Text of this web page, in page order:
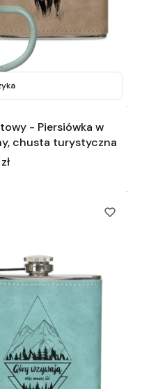
- Piersiówka w
chusta turystyczna